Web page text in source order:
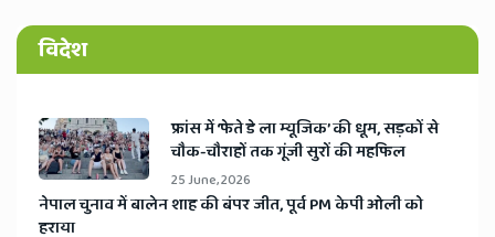
विदेश
​फ्रांस में ‘फेते डे ला म्यूजिक’ की धूम, सड़कों से
चौक-चौराहों तक गूंजी सुरों की महफिल
25 June, 2026
​नेपाल चुनाव में बालेन शाह की बंपर जीत, पूर्व PM केपी ओली को
हराया